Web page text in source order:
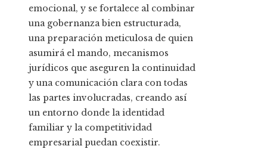
emocional, y se fortalece al combinar
una gobernanza bien estructurada,
una preparación meticulosa de quien
asumirá el mando, mecanismos
jurídicos que aseguren la continuidad
y una comunicación clara con todas
las partes involucradas, creando así
un entorno donde la identidad
familiar y la competitividad
empresarial puedan coexistir.